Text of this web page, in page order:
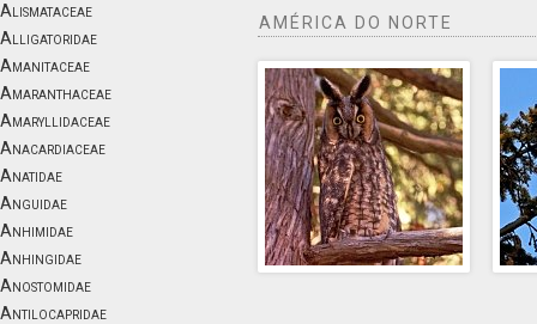
Alismataceae
Alligatoridae
Amanitaceae
Amaranthaceae
Amaryllidaceae
Anacardiaceae
Anatidae
Anguidae
Anhimidae
Anhingidae
Anostomidae
Antilocapridae
AMÉRICA DO NORTE